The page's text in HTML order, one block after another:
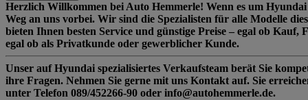
Herzlich Willkommen bei Auto Hemmerle! Wenn es um
Weg an uns vorbei. Wir sind die Spezialisten für alle Modelle
bieten Ihnen besten Service und günstige Preise – egal ob Kauf,
egal ob als Privatkunde oder gewerblicher Kunde.
Unser auf Hyundai spezialisiertes Verkaufsteam berät Sie
ihre Fragen. Nehmen Sie gerne mit uns Kontakt auf. Sie
unter Telefon 089/452266-90 oder info@autohemmerle.de.